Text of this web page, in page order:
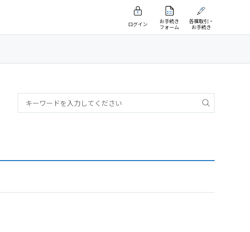
ログイン
お手続き
フォーム
各種取引・
お手続き